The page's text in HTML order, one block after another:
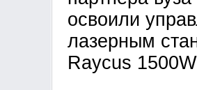
освоили
лазерным
Raycus